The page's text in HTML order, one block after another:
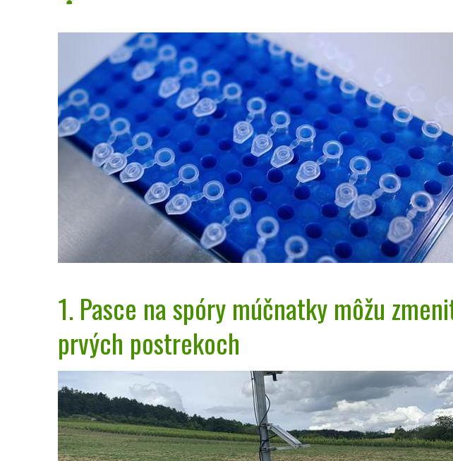
1. Pasce na spóry múčnatky môžu
prvých postrekoch